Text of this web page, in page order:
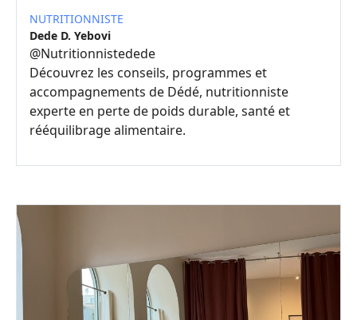
NUTRITIONNISTE
Dede D. Yebovi
@Nutritionnistedede
Découvrez les conseils, programmes et
accompagnements de Dédé, nutritionniste
experte en perte de poids durable, santé et
rééquilibrage alimentaire.